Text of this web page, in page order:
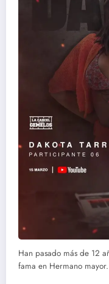
Han pasado más de 12
fama en Hermano mayor.